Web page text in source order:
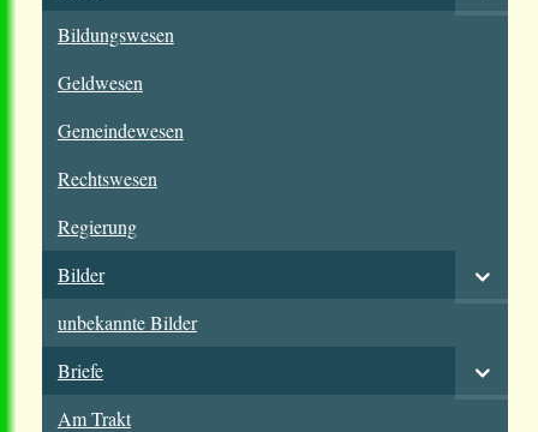
Bildungswesen
Geldwesen
Gemeindewesen
Rechtswesen
Regierung
Bilder
unbekannte Bilder
Briefe
Am Trakt